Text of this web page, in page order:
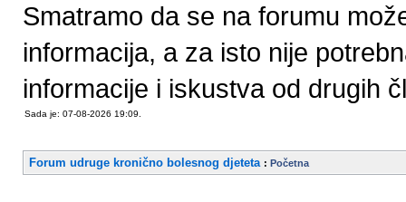
Smatramo da se na forumu
informacija, a za isto nije
informacije i iskustva od drugih
Sada je: 07-08-2026 19:09.
Forum udruge kronično bolesnog djeteta : Početna